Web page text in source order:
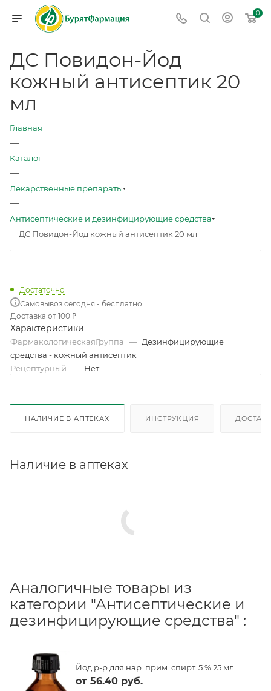
0
ДС Повидон-Йод
кожный антисептик 20
мл
Главная
—
Каталог
—
Лекарственные препараты
—
Антисептические и дезинфицирующие средства
—ДС Повидон-Йод кожный антисептик 20 мл
Достаточно
Самовывоз сегодня - бесплатно
Доставка от 100 ₽
Характеристики
ФармакологическаяГруппа — Дезинфицирующие
средства - кожный антисептик
Рецептурный — Нет
НАЛИЧИЕ В АПТЕКАХ ИНСТРУКЦИЯ
Наличие в аптеках
Аналогичные товары из
категории "Антисептические и
дезинфицирующие средства" :
Йод р-р для нар. прим. спирт. 5 % 25 мл
от 56.40 руб.